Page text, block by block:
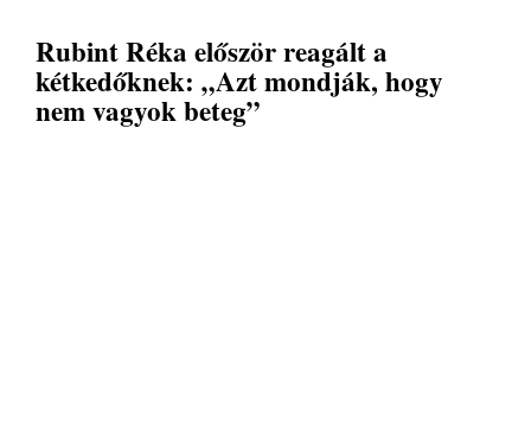
Rubint Réka először reagált a
kétkedőknek: „Azt mondják, hogy
nem vagyok beteg”